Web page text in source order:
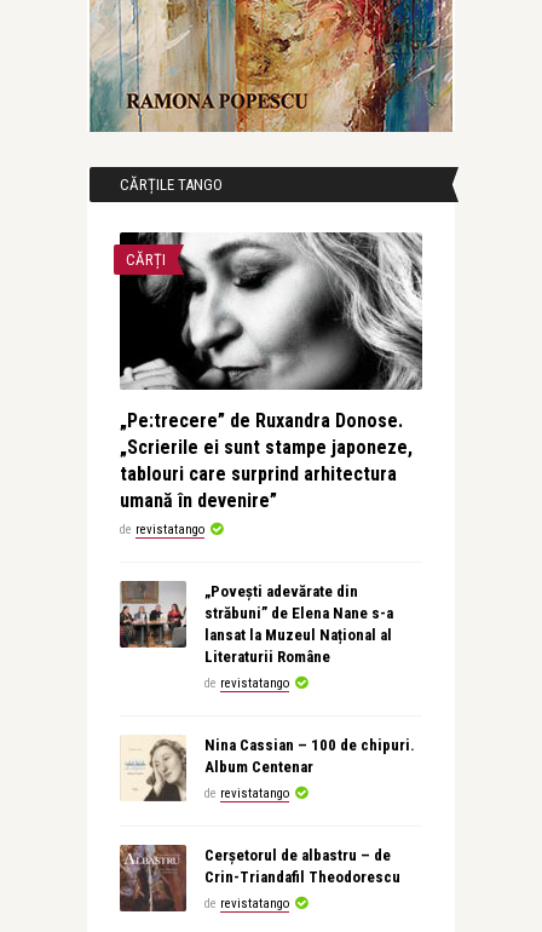
CĂRȚILE TANGO
CĂRȚI
„Pe:trecere” de Ruxandra Donose.
„Scrierile ei sunt stampe japoneze,
tablouri care surprind arhitectura
umană în devenire”
de revistatango
„Povești adevărate din
străbuni” de Elena Nane s-a
lansat la Muzeul Național al
Literaturii Române
de revistatango
Nina Cassian – 100 de chipuri.
Album Centenar
de revistatango
Cerșetorul de albastru – de
Crin-Triandafil Theodorescu
de revistatango